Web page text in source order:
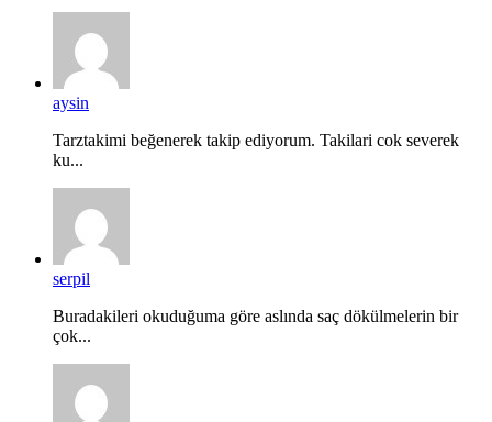
aysin
Tarztakimi beğenerek takip ediyorum. Takilari cok severek
ku...
serpil
Buradakileri okuduğuma göre aslında saç dökülmelerin bir
çok...